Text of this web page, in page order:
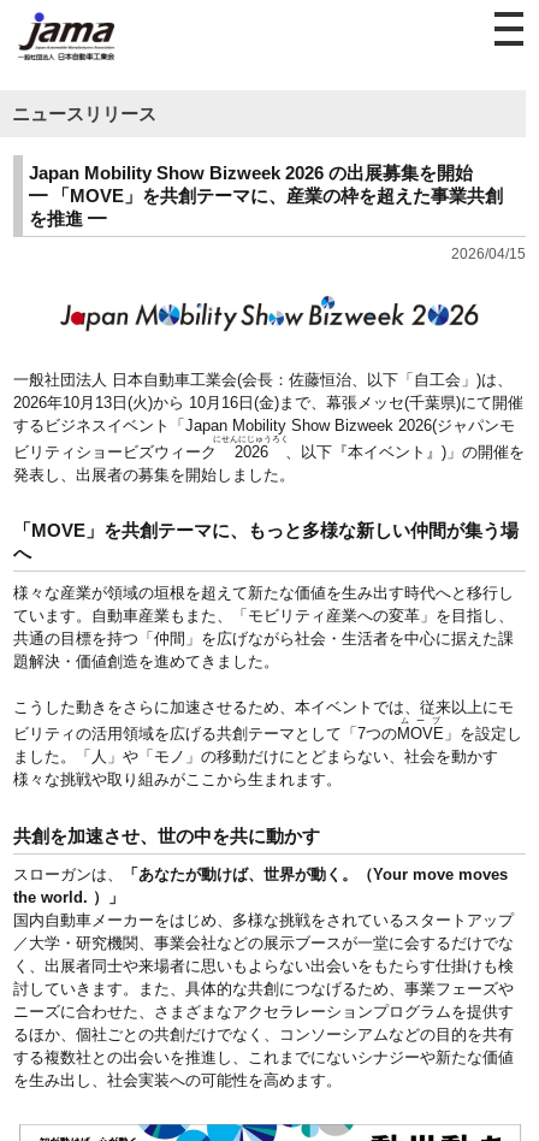
ニュースリリース
Japan Mobility Show Bizweek 2026 の出展募集を開始
━ 「MOVE」を共創テーマに、産業の枠を超えた事業共創
を推進 ━
2026/04/15
一般社団法人 日本自動車工業会(会長：佐藤恒治、以下「自工会」)は、
2026年10月13日(火)から 10月16日(金)まで、幕張メッセ(千葉県)にて開催
するビジネスイベント「Japan Mobility Show Bizweek 2026(ジャパンモ
ビリティショービズウィーク
2026
にせんにじゅうろく
、以下『本イベント』)」の開催を
発表し、出展者の募集を開始しました。
「MOVE」を共創テーマに、もっと多様な新しい仲間が集う場
へ
様々な産業が領域の垣根を超えて新たな価値を生み出す時代へと移行し
ています。自動車産業もまた、「モビリティ産業への変革」を目指し、
共通の目標を持つ「仲間」を広げながら社会・生活者を中心に据えた課
題解決・価値創造を進めてきました。
こうした動きをさらに加速させるため、本イベントでは、従来以上にモ
ビリティの活用領域を広げる共創テーマとして「7つのMOVE
ムーブ
」を設定し
ました。「人」や「モノ」の移動だけにとどまらない、社会を動かす
様々な挑戦や取り組みがここから生まれます。
共創を加速させ、世の中を共に動かす
スローガンは、
「あなたが動けば、世界が動く。（Your move moves
the world. ）」
国内自動車メーカーをはじめ、多様な挑戦をされているスタートアップ
／大学・研究機関、事業会社などの展示ブースが一堂に会するだけでな
く、出展者同士や来場者に思いもよらない出会いをもたらす仕掛けも検
討していきます。また、具体的な共創につなげるため、事業フェーズや
ニーズに合わせた、さまざまなアクセラレーションプログラムを提供す
るほか、個社ごとの共創だけでなく、コンソーシアムなどの目的を共有
する複数社との出会いを推進し、これまでにないシナジーや新たな価値
を生み出し、社会実装への可能性を高めます。